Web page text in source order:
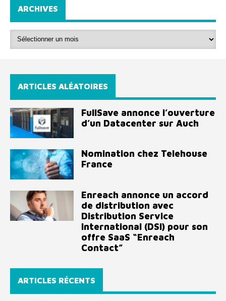
ARCHIVES
ARTICLES ALÉATOIRES
FullSave annonce l’ouverture
d’un Datacenter sur Auch
Nomination chez Telehouse
France
Enreach annonce un accord
de distribution avec
Distribution Service
International (DSI) pour son
offre SaaS “Enreach
Contact”
ARTICLES RÉCENTS